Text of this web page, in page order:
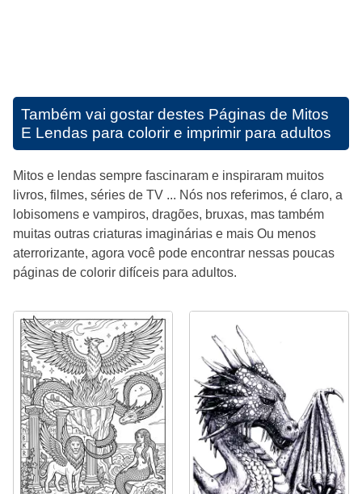
Também vai gostar destes Páginas de Mitos
E Lendas para colorir e imprimir para adultos
Mitos e lendas sempre fascinaram e inspiraram muitos
livros, filmes, séries de TV ... Nós nos referimos, é claro, a
lobisomens e vampiros, dragões, bruxas, mas também
muitas outras criaturas imaginárias e mais Ou menos
aterrorizante, agora você pode encontrar nessas poucas
páginas de colorir difíceis para adultos.